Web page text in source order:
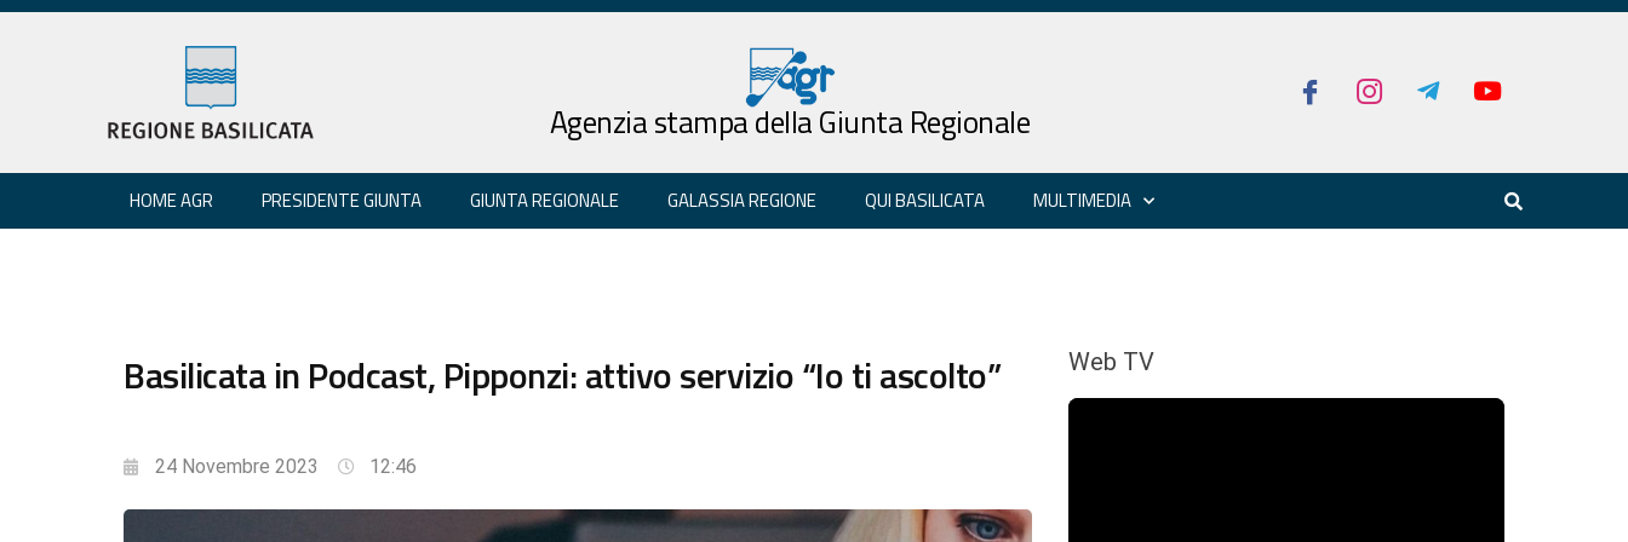
Agenzia stampa della Giunta Regionale
HOME AGR PRESIDENTE GIUNTA GIUNTA REGIONALE GALASSIA REGIONE QUI BASILICATA MULTIMEDIA
Basilicata in Podcast, Pipponzi: attivo servizio “Io ti ascolto”
24 Novembre 2023 12:46
Web TV